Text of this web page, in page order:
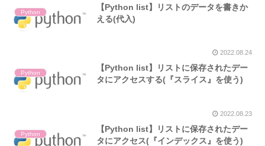
Python
【Python list】リストのデータを書きか
える(代入)
2022.08.24
Python
【Python list】リストに保存されたデー
タにアクセスする(『スライス』を使う)
2022.08.23
Python
【Python list】リストに保存されたデー
タにアクセス(『インデックス』を使う)